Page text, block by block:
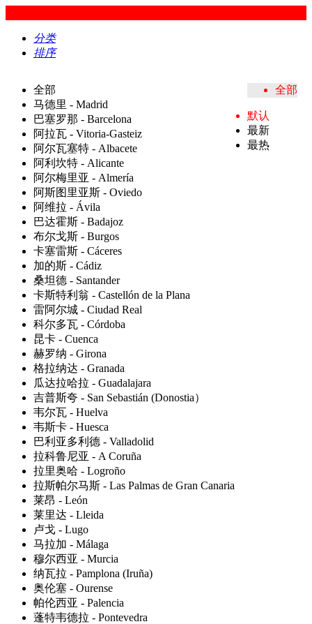
分类
排序
全部
马德里 - Madrid
巴塞罗那 - Barcelona
阿拉瓦 - Vitoria-Gasteiz
阿尔瓦塞特 - Albacete
阿利坎特 - Alicante
阿尔梅里亚 - Almería
阿斯图里亚斯 - Oviedo
阿维拉 - Ávila
巴达霍斯 - Badajoz
布尔戈斯 - Burgos
卡塞雷斯 - Cáceres
加的斯 - Cádiz
桑坦德 - Santander
卡斯特利翁 - Castellón de la Plana
雷阿尔城 - Ciudad Real
科尔多瓦 - Córdoba
昆卡 - Cuenca
赫罗纳 - Girona
格拉纳达 - Granada
瓜达拉哈拉 - Guadalajara
吉普斯夸 - San Sebastián (Donostia）
韦尔瓦 - Huelva
韦斯卡 - Huesca
巴利亚多利德 - Valladolid
拉科鲁尼亚 - A Coruña
拉里奥哈 - Logroño
拉斯帕尔马斯 - Las Palmas de Gran Canaria
莱昂 - León
莱里达 - Lleida
卢戈 - Lugo
马拉加 - Málaga
穆尔西亚 - Murcia
纳瓦拉 - Pamplona (Iruña)
奥伦塞 - Ourense
帕伦西亚 - Palencia
蓬特韦德拉 - Pontevedra
全部
默认
最新
最热